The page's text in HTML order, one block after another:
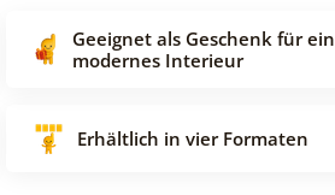
Geeignet als Geschenk für ein
modernes Interieur
Erhältlich in vier Formaten